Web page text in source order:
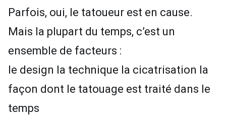
Parfois, oui, le tatoueur est en cause.
Mais la plupart du temps, c’est un
ensemble de facteurs :
le design la technique la cicatrisation la
façon dont le tatouage est traité dans le
temps